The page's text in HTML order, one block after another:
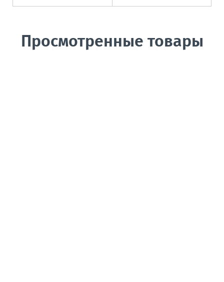
Просмотренные товары